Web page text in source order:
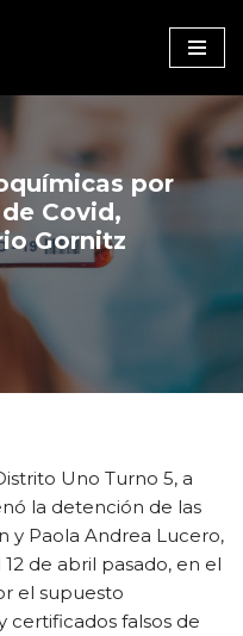
por
Covid,
Gornitz
Uno Turno 5, a
la detención de las
y Paola Andrea Lucero,
de abril pasado, en el
el supuesto
certificados falsos de